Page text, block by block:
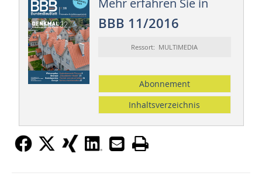
Mehr erfahren Sie in
BBB 11/2016
Ressort: MULTIMEDIA
Abonnement
Inhaltsverzeichnis